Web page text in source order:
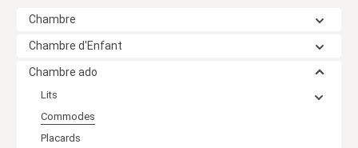
Chambre
Chambre d'Enfant
Chambre ado
Lits
Commodes
Placards